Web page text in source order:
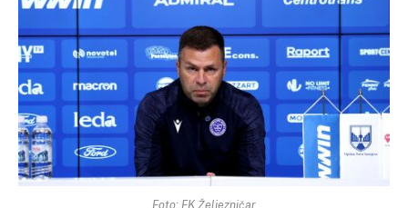
Foto: FK Željezničar